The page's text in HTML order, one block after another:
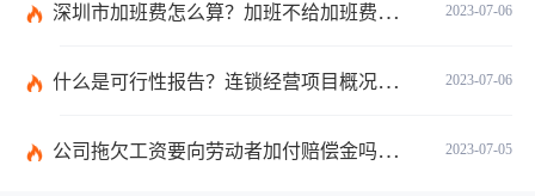
2023-07-06
深圳市加班费怎么算？加班不给加班费应该怎么办？
2023-07-06
什么是可行性报告？连锁经营项目概况都有哪些内容？ 环球观察
2023-07-05
公司拖欠工资要向劳动者加付赔偿金吗？拖欠工资仲裁时效期间是如何规定的？